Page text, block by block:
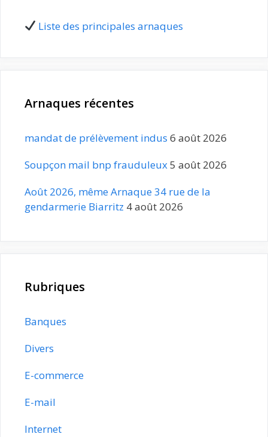
Liste des principales arnaques
Arnaques récentes
mandat de prélèvement indus 6 août 2026
Soupçon mail bnp frauduleux5 août 2026
Août 2026, même Arnaque 34 rue de la
gendarmerie Biarritz 4 août 2026
Rubriques
Banques
Divers
E-commerce
E-mail
Internet